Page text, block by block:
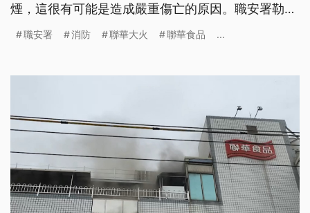
煙，這很有可能是造成嚴重傷亡的原因。職安署勒令
歉，總統府和行政院也對罹難員工和家屬表示哀悼。
職安署 消防 聯華大火 聯華食品 ...